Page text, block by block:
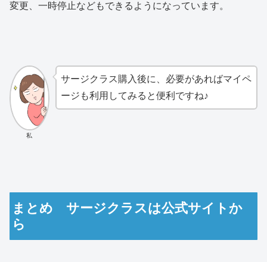
変更、一時停止などもできるようになっています。
私
サージクラス購入後に、必要があればマイペ
ージも利用してみると便利ですね♪
まとめ サージクラスは公式サイトか
ら